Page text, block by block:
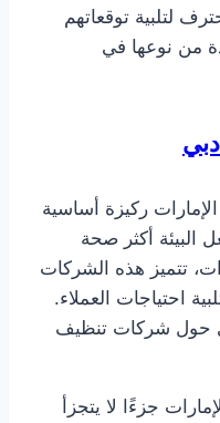
لتلبية توقعاتهم
من نوعها في
ركيزة أساسية
البيئة أكثر صحة
تتميز هذه الشركات
احتياجات العملاء.
حول شركات تنظيف
جزءًا لا يتجزأ